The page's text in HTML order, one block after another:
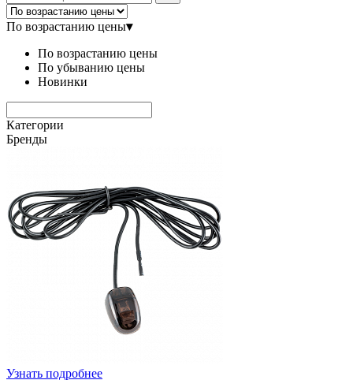
По возрастанию цены▾
По возрастанию цены
По убыванию цены
Новинки
Категории
Бренды
Узнать подробнее